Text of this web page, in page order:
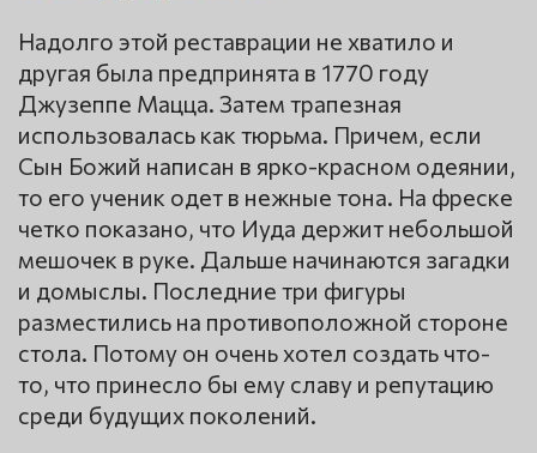
Надолго этой реставрации не хватило и
другая была предпринята в 1770 году
Джузеппе Мацца. Затем трапезная
использовалась как тюрьма. Причем, если
Сын Божий написан в ярко-красном одеянии,
то его ученик одет в нежные тона. На фреске
четко показано, что Иуда держит небольшой
мешочек в руке. Дальше начинаются загадки
и домыслы. Последние три фигуры
разместились на противоположной стороне
стола. Потому он очень хотел создать что-
то, что принесло бы ему славу и репутацию
среди будущих поколений.